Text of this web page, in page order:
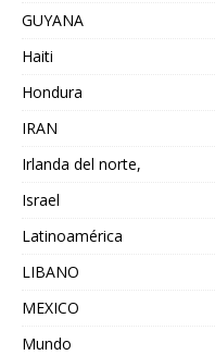
GUYANA
Haiti
Hondura
IRAN
Irlanda del norte,
Israel
Latinoamérica
LIBANO
MEXICO
Mundo